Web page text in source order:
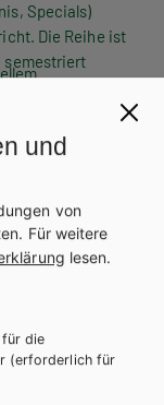
Specials)
Die Reihe ist
semestriert
didaktische
zur
und
von
Für weitere
lesen.
für die
(erforderlich für